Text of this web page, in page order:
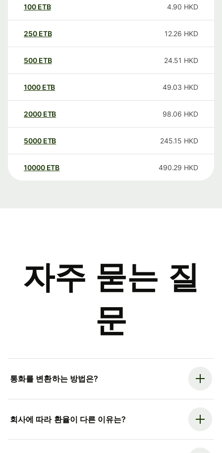
100 ETB 4.90 HKD
250 ETB 12.26 HKD
500 ETB 24.51 HKD
1000 ETB 49.03 HKD
2000 ETB 98.06 HKD
5000 ETB 245.15 HKD
10000 ETB 490.29 HKD
자주 묻는 질
문
통화를 변환하는 방법은?
회사에 따라 환율이 다른 이유는?